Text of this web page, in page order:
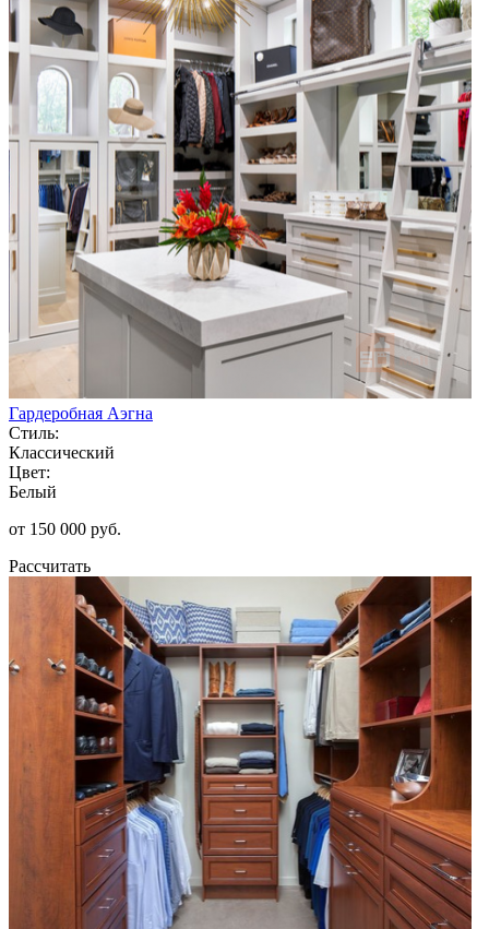
Гардеробная Аэгна
Стиль:
Классический
Цвет:
Белый
от 150 000 руб.
Рассчитать